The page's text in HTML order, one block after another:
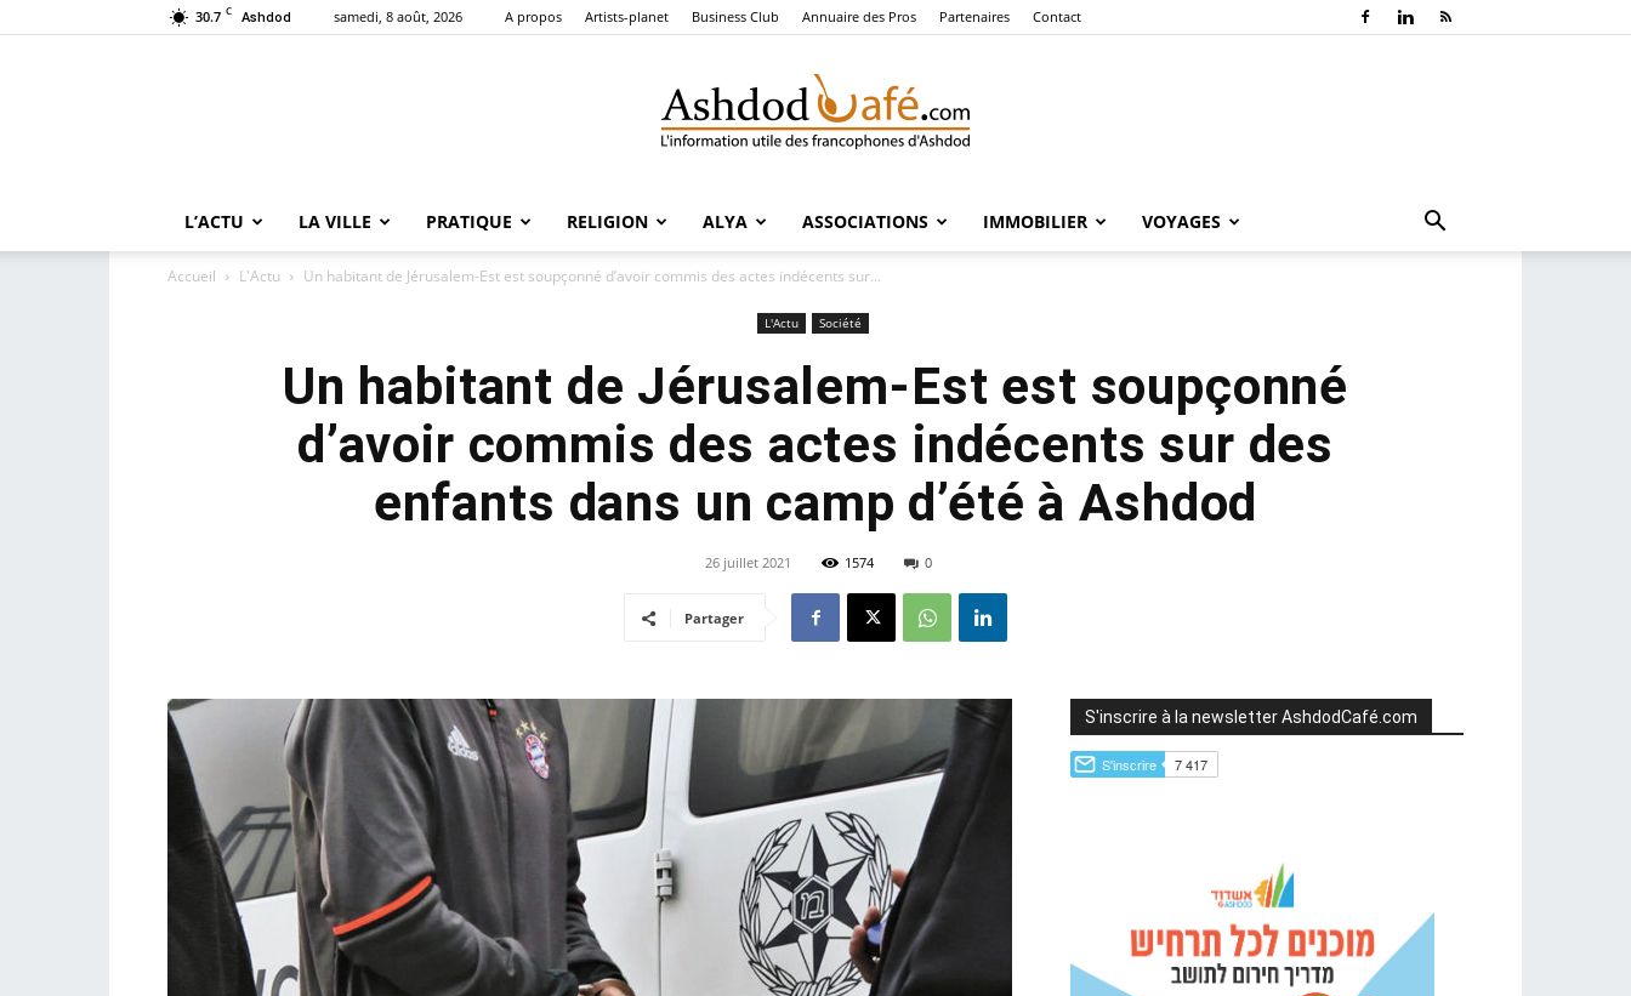
30.7 C Ashdod samedi, 8 août, 2026 A propos Artists-planet Business Club Annuaire des Pros Partenaires Contact
Café
L’ACTU LA VILLE PRATIQUE RELIGION ALYA ASSOCIATIONS IMMOBILIER VOYAGES
Accueil L'Actu Un habitant de Jérusalem-Est est soupçonné d’avoir commis des actes indécents sur...
L'Actu Société
Un habitant de Jérusalem-Est est soupçonné
d’avoir commis des actes indécents sur des
enfants dans un camp d’été à Ashdod
26 juillet 2021 1574 0
Partager
S'inscrire à la newsletter AshdodCafé.com